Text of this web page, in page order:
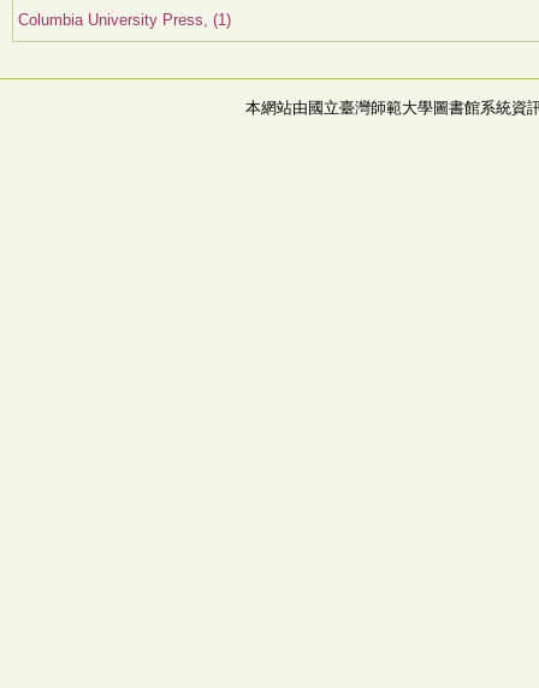
Columbia University Press, (1)
本網站由國立臺灣師範大學圖書館系統資